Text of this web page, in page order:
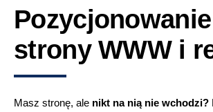
treści
strony WWW i
Masz stronę, ale nikt na nią nie wchodzi?